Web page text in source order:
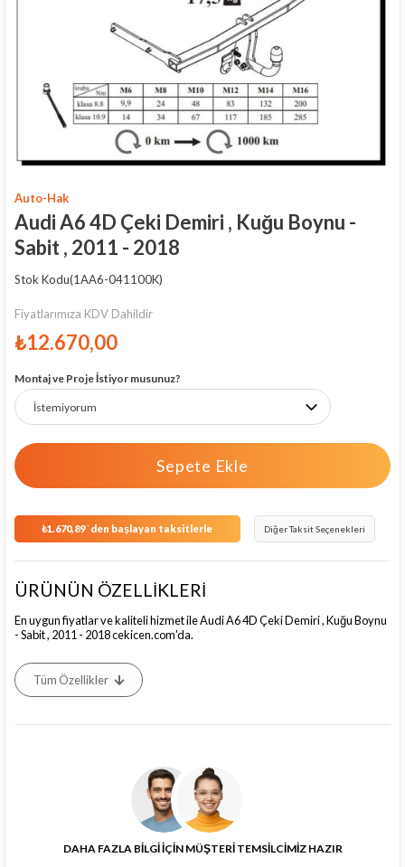
Auto-Hak
Audi A6 4D Çeki Demiri , Kuğu Boynu -
Sabit , 2011 - 2018
Stok Kodu(1AA6-041100K)
Fiyatlarımıza KDV Dahildir
₺12.670,00
Montaj ve Proje İstiyor musunuz?
₺1.670,89`den başlayan taksitlerle Diğer Taksit Seçenekleri
ÜRÜNÜN ÖZELLİKLERİ
En uygun fiyatlar ve kaliteli hizmet ile Audi A6 4D Çeki Demiri , Kuğu Boynu
- Sabit , 2011 - 2018 cekicen.com'da.
Tüm Özellikler
DAHA FAZLA BİLGİ İÇİN MÜŞTERİ TEMSİLCİMİZ HAZIR